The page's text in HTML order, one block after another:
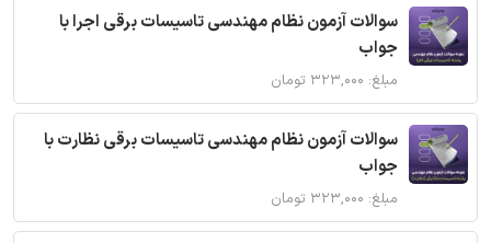
سوالات آزمون نظام مهندسی تاسیسات برقی اجرا با
جواب
مبلغ: ۳۲۳,۰۰۰ تومان
سوالات آزمون نظام مهندسی تاسیسات برقی نظارت با
جواب
مبلغ: ۳۲۳,۰۰۰ تومان